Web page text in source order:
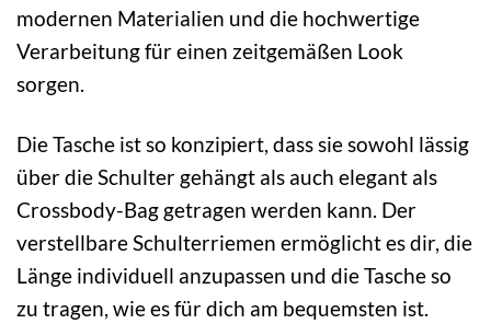
modernen Materialien und die hochwertige
Verarbeitung für einen zeitgemäßen Look
sorgen.
Die Tasche ist so konzipiert, dass sie sowohl lässig
über die Schulter gehängt als auch elegant als
Crossbody-Bag getragen werden kann. Der
verstellbare Schulterriemen ermöglicht es dir, die
Länge individuell anzupassen und die Tasche so
zu tragen, wie es für dich am bequemsten ist.